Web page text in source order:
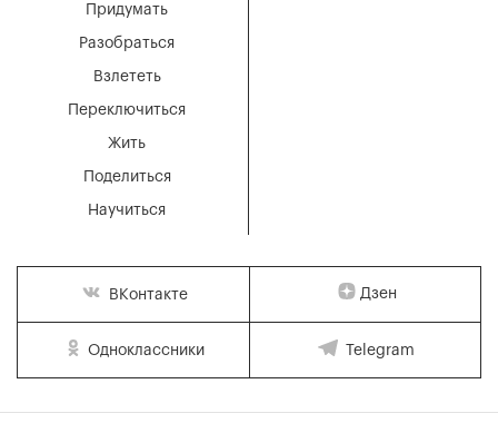
Придумать
Разобраться
Взлететь
Переключиться
Жить
Поделиться
Научиться
ВКонтакте Дзен
Одноклассники Telegram